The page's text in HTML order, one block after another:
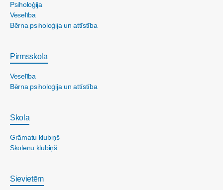
Psiholoģija
Veselība
Bērna psiholoģija un attīstība
Pirmsskola
Veselība
Bērna psiholoģija un attīstība
Skola
Grāmatu klubiņš
Skolēnu klubiņš
Sievietēm